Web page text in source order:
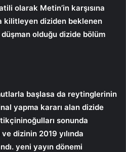
olarak Metin’in karşısına
kilitleyen diziden beklenen
olduğu dizide bölüm
başlasa da reytinglerinin
yapma kararı alan dizide
sonunda
dizinin 2019 yılında
yeni yayın dönemi